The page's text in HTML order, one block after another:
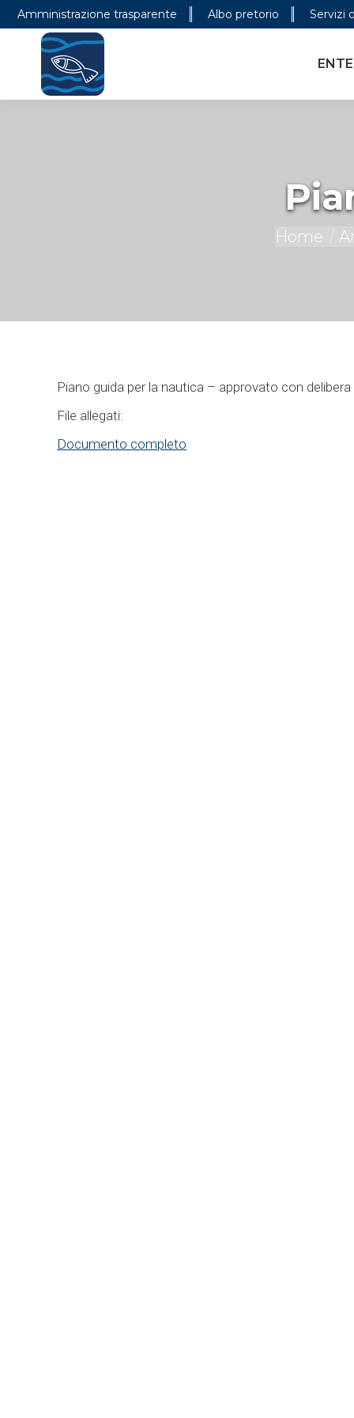
Amministrazione trasparente Albo pretorio Servizi
You are here:
Home
Piano guida per la nautica – approvato con
File allegati:
Documento completo
ENTE PARCO